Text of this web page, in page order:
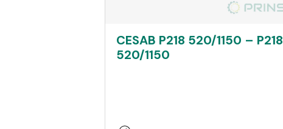
CESAB P218 520/1150 – P218
520/1150